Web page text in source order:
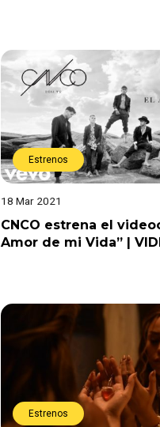
Estrenos
18 Mar 2021
CNCO estrena el
Amor de mi Vida” |
Estrenos